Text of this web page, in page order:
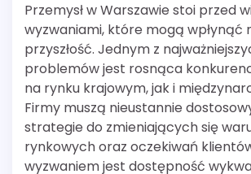
Przemysł w Warszawie stoi przed
wyzwaniami, które mogą wpłynąć
przyszłość. Jednym z
problemów jest rosnąca
na rynku krajowym, jak i
Firmy muszą nieustannie
strategie do zmieniających się
rynkowych oraz oczekiwań
wyzwaniem jest dostępność